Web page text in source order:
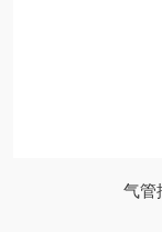
气管